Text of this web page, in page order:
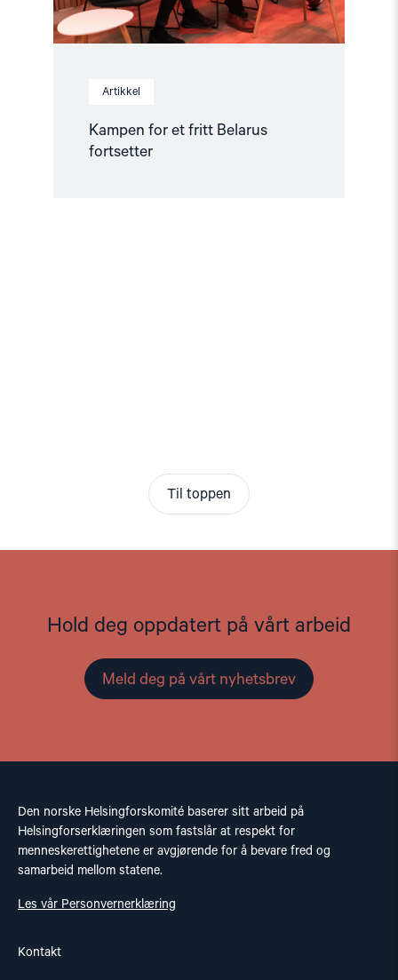
Artikkel
Kampen for et fritt Belarus
fortsetter
Til toppen
Hold deg oppdatert på vårt arbeid
Meld deg på vårt nyhetsbrev
Den norske Helsingforskomité baserer sitt arbeid på
Helsingforserklæringen som fastslår at respekt for
menneskerettighetene er avgjørende for å bevare fred og
samarbeid mellom statene.
Les vår Personvernerklæring
Kontakt